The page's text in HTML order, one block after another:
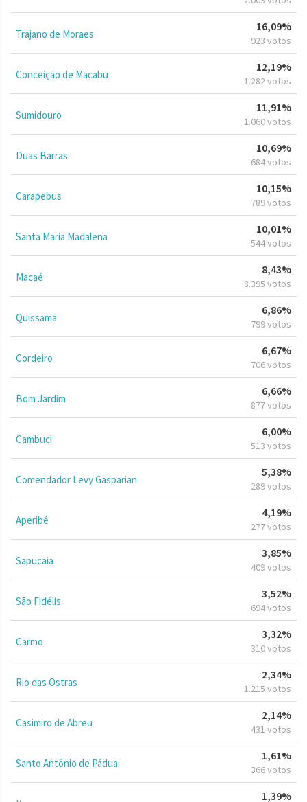
Trajano de Moraes
16,09%
923 votos
Conceição de Macabu
12,19%
1.282 votos
Sumidouro
11,91%
1.060 votos
Duas Barras
10,69%
684 votos
Carapebus
10,15%
789 votos
Santa Maria Madalena
10,01%
544 votos
Macaé
8,43%
8.395 votos
Quissamã
6,86%
799 votos
Cordeiro
6,67%
706 votos
Bom Jardim
6,66%
877 votos
Cambuci
6,00%
513 votos
Comendador Levy Gasparian
5,38%
289 votos
Aperibé
4,19%
277 votos
Sapucaia
3,85%
409 votos
São Fidélis
3,52%
694 votos
Carmo
3,32%
310 votos
Rio das Ostras
2,34%
1.215 votos
Casimiro de Abreu
2,14%
431 votos
Santo Antônio de Pádua
1,61%
366 votos
1,39%